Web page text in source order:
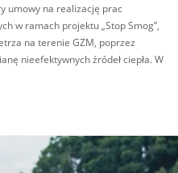
umowy na realizację prac
w ramach projektu „Stop Smog”,
na terenie GZM, poprzez
nieefektywnych źródeł ciepła. W